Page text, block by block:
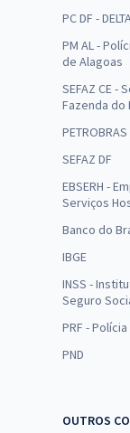
PC DF -
PM AL -
de Alagoas
SEFAZ CE -
Fazenda do
PETROBRAS
SEFAZ DF
EBSERH -
Serviços
Banco do
IBGE
INSS -
Seguro
PRF -
PND
OUTROS